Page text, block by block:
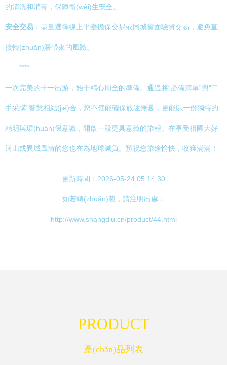
的清洗和消毒，保障衛(wèi)生安全。
安全交易 ：盡量選擇線上平臺擔保交易或同城當面驗貨交易，避免直
接轉(zhuǎn)賬帶來的風險。
****
一次完美的十一出游，始于精心周全的準備。通過將“必備清單”與“二
手采購”智慧相結(jié)合，您不僅能確保旅途無憂，更能以一份獨特的
精明與環(huán)保意識，開啟一段更具意義的旅程。在享受祖國大好
河山或異域風情的您也在為地球減負。預祝您旅途愉快，收獲滿滿！
更新時間：2026-05-24 05:14:30
如若轉(zhuǎn)載，請注明出處：
http://www.shangdiu.cn/product/44.html
PRODUCT
產(chǎn)品列表